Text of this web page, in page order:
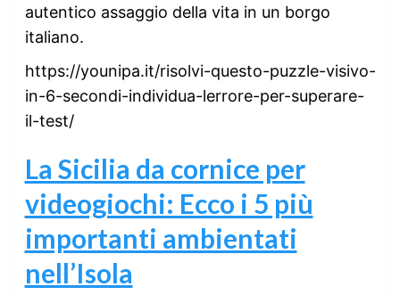
autentico assaggio della vita in un borgo
italiano.
https://younipa.it/risolvi-questo-puzzle-visivo-
in-6-secondi-individua-lerrore-per-superare-
il-test/
La Sicilia da cornice per
videogiochi: Ecco i 5 più
importanti ambientati
nell’Isola